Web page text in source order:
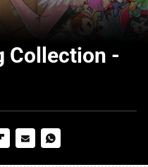
Collection -